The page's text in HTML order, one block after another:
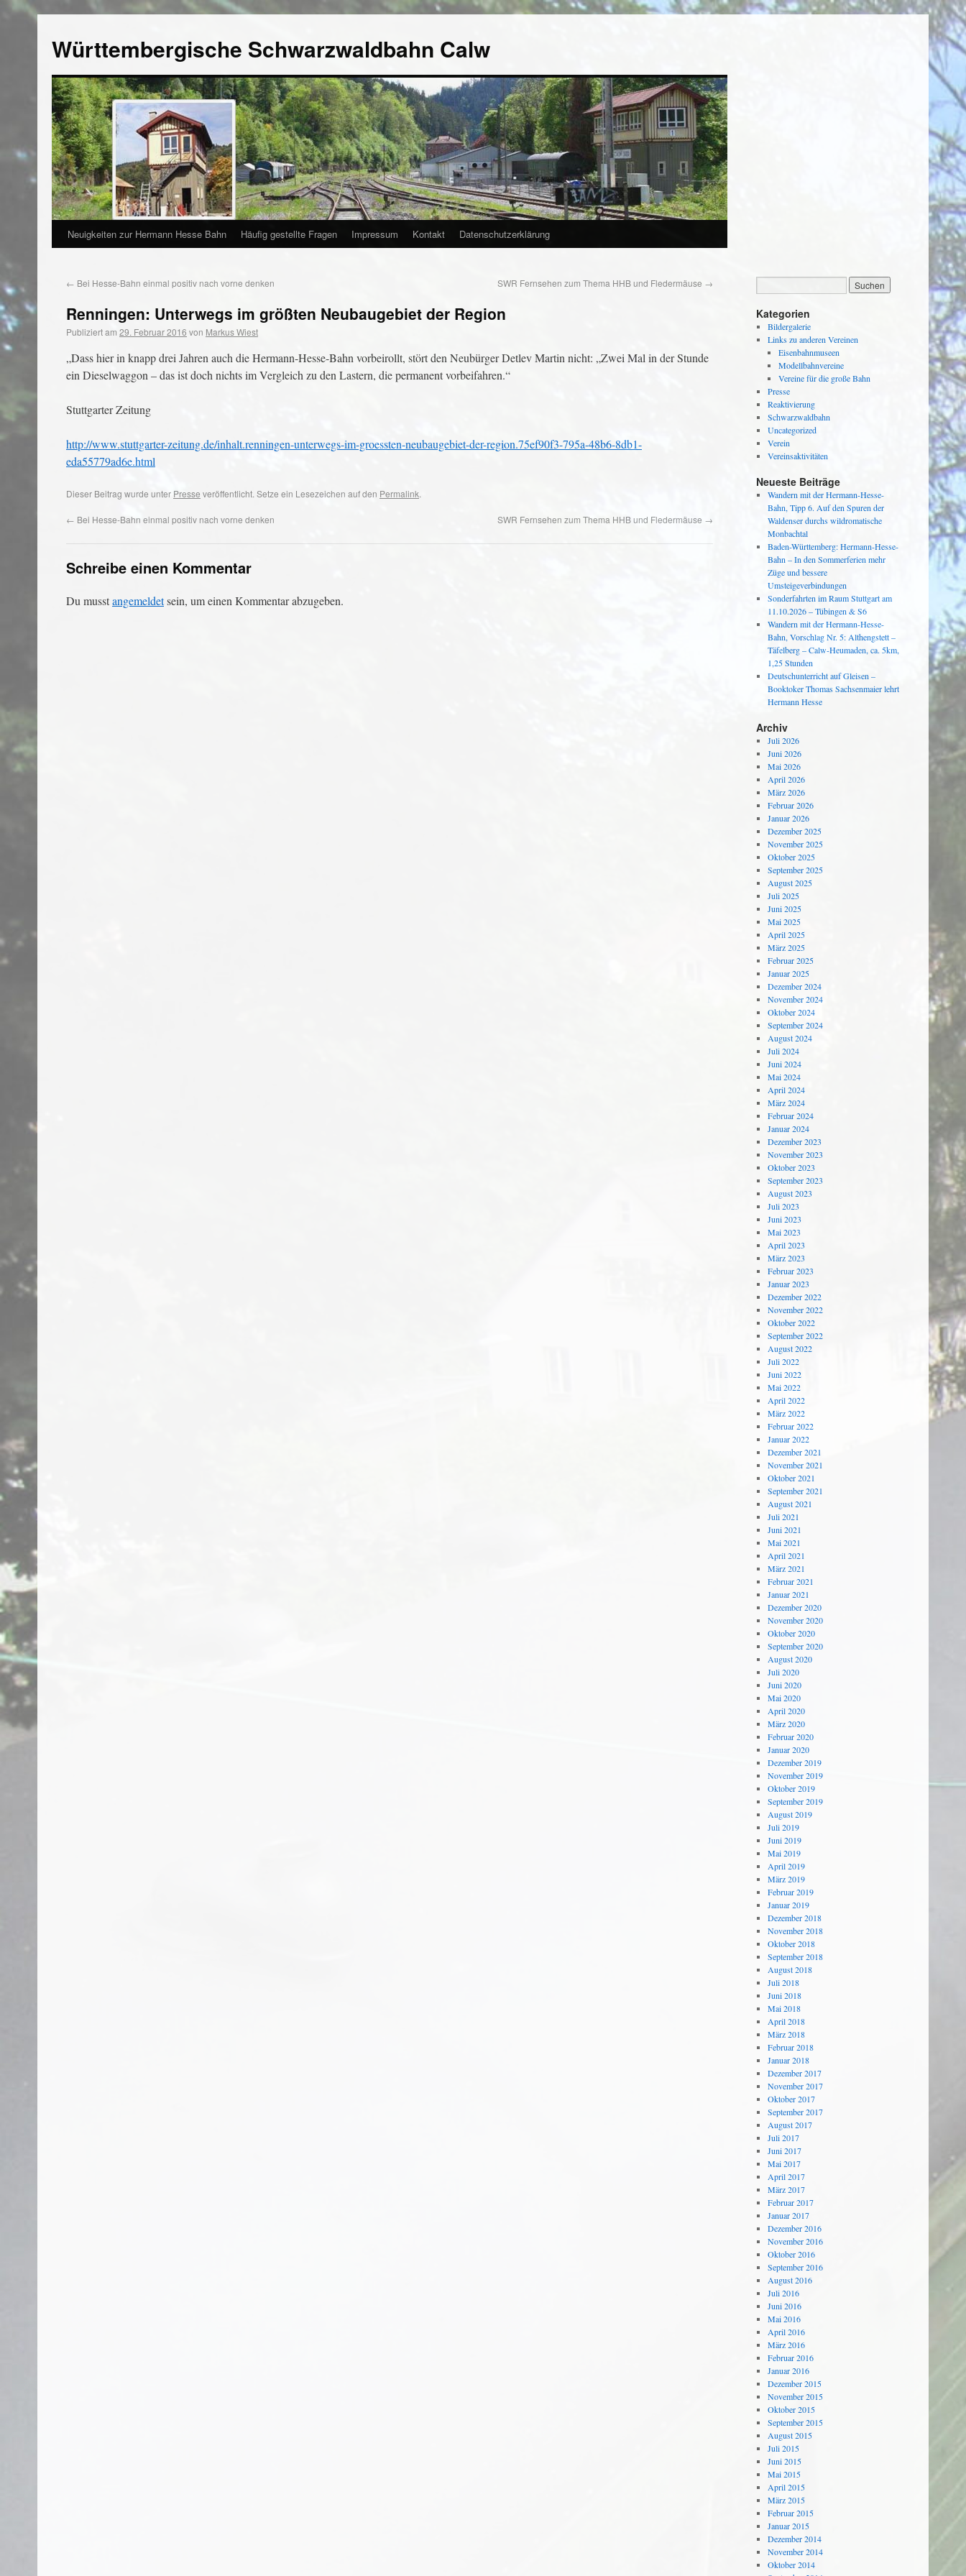
Württembergische Schwarzwaldbahn Calw
Neuigkeiten zur Hermann Hesse Bahn Häufig gestellte Fragen Impressum Kontakt Datenschutzerklärung
← Bei Hesse-Bahn einmal positiv nach vorne denken SWR Fernsehen zum Thema HHB und Fledermäuse →
Renningen: Unterwegs im größten Neubaugebiet der Region
Publiziert am 29. Februar 2016 von Markus Wiest
„Dass hier in knapp drei Jahren auch die Hermann-Hesse-Bahn vorbeirollt, stört den Neubürger Detlev Martin nicht: „Zwei Mal in der Stunde
ein Dieselwaggon – das ist doch nichts im Vergleich zu den Lastern, die permanent vorbeifahren.“
Stuttgarter Zeitung
http://www.stuttgarter-zeitung.de/inhalt.renningen-unterwegs-im-groessten-neubaugebiet-der-region.75ef90f3-795a-48b6-8db1-
eda55779ad6e.html
Dieser Beitrag wurde unter Presse veröffentlicht. Setze ein Lesezeichen auf den Permalink.
← Bei Hesse-Bahn einmal positiv nach vorne denken SWR Fernsehen zum Thema HHB und Fledermäuse →
Schreibe einen Kommentar
Du musstangemeldetsein, um einen Kommentar abzugeben.
Kategorien
Bildergalerie
Links zu anderen Vereinen
Eisenbahnmuseen
Modellbahnvereine
Vereine für die große Bahn
Presse
Reaktivierung
Schwarzwaldbahn
Uncategorized
Verein
Vereinsaktivitäten
Neueste Beiträge
Wandern mit der Hermann-Hesse-
Bahn, Tipp 6. Auf den Spuren der
Waldenser durchs wildromatische
Monbachtal
Baden-Württemberg: Hermann-Hesse-
Bahn – In den Sommerferien mehr
Züge und bessere
Umsteigeverbindungen
Sonderfahrten im Raum Stuttgart am
11.10.2026 – Tübingen & S6
Wandern mit der Hermann-Hesse-
Bahn, Vorschlag Nr. 5: Althengstett –
Täfelberg – Calw-Heumaden, ca. 5km,
1,25 Stunden
Deutschunterricht auf Gleisen –
Booktoker Thomas Sachsenmaier lehrt
Hermann Hesse
Archiv
Juli 2026
Juni 2026
Mai 2026
April 2026
März 2026
Februar 2026
Januar 2026
Dezember 2025
November 2025
Oktober 2025
September 2025
August 2025
Juli 2025
Juni 2025
Mai 2025
April 2025
März 2025
Februar 2025
Januar 2025
Dezember 2024
November 2024
Oktober 2024
September 2024
August 2024
Juli 2024
Juni 2024
Mai 2024
April 2024
März 2024
Februar 2024
Januar 2024
Dezember 2023
November 2023
Oktober 2023
September 2023
August 2023
Juli 2023
Juni 2023
Mai 2023
April 2023
März 2023
Februar 2023
Januar 2023
Dezember 2022
November 2022
Oktober 2022
September 2022
August 2022
Juli 2022
Juni 2022
Mai 2022
April 2022
März 2022
Februar 2022
Januar 2022
Dezember 2021
November 2021
Oktober 2021
September 2021
August 2021
Juli 2021
Juni 2021
Mai 2021
April 2021
März 2021
Februar 2021
Januar 2021
Dezember 2020
November 2020
Oktober 2020
September 2020
August 2020
Juli 2020
Juni 2020
Mai 2020
April 2020
März 2020
Februar 2020
Januar 2020
Dezember 2019
November 2019
Oktober 2019
September 2019
August 2019
Juli 2019
Juni 2019
Mai 2019
April 2019
März 2019
Februar 2019
Januar 2019
Dezember 2018
November 2018
Oktober 2018
September 2018
August 2018
Juli 2018
Juni 2018
Mai 2018
April 2018
März 2018
Februar 2018
Januar 2018
Dezember 2017
November 2017
Oktober 2017
September 2017
August 2017
Juli 2017
Juni 2017
Mai 2017
April 2017
März 2017
Februar 2017
Januar 2017
Dezember 2016
November 2016
Oktober 2016
September 2016
August 2016
Juli 2016
Juni 2016
Mai 2016
April 2016
März 2016
Februar 2016
Januar 2016
Dezember 2015
November 2015
Oktober 2015
September 2015
August 2015
Juli 2015
Juni 2015
Mai 2015
April 2015
März 2015
Februar 2015
Januar 2015
Dezember 2014
November 2014
Oktober 2014